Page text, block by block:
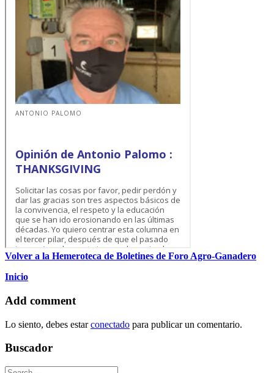
Volver a la Hemeroteca de Boletines de Foro Agro-Ganadero
Inicio
Add comment
Lo siento, debes estarconectado para publicar un comentario.
Buscador